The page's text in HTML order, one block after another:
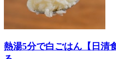
熱湯5分で白ごはん【日清